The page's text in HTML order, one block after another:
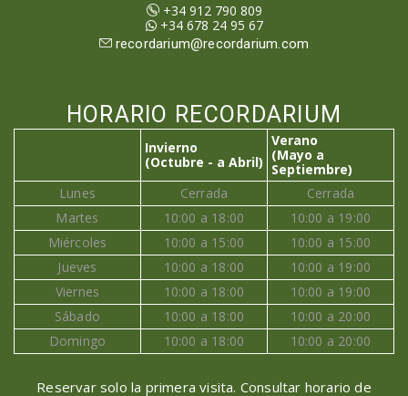
+34 912 790 809
+34 678 24 95 67
recordarium@recordarium.com
HORARIO RECORDARIUM
Invierno
(Octubre - a Abril)
Verano
(Mayo a
Septiembre)
Lunes
Cerrada
Cerrada
Martes
10:00 a 18:00
10:00 a 19:00
Miércoles
10:00 a 15:00
10:00 a 15:00
Jueves
10:00 a 18:00
10:00 a 19:00
Viernes
10:00 a 18:00
10:00 a 19:00
Sábado
10:00 a 18:00
10:00 a 20:00
Domingo
10:00 a 18:00 10:00 a 20:00
Reservar solo la primera visita. Consultar horario de